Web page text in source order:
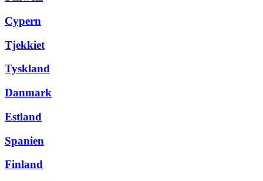
Cypern
Tjekkiet
Tyskland
Danmark
Estland
Spanien
Finland